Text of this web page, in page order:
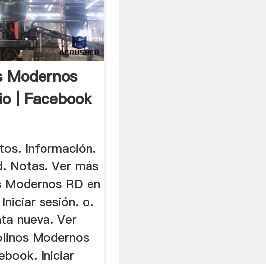
Modernos
| Facebook
Información.
Notas. Ver más
Modernos RD en
sesión. o.
nueva. Ver
Modernos
Iniciar